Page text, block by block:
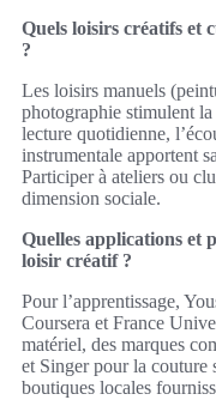
Quels loisirs créatifs et
?
Les loisirs manuels
photographie stimulent
lecture quotidienne,
instrumentale apportent
Participer à ateliers ou
dimension sociale.
Quelles applications et
loisir créatif ?
Pour l’apprentissage,
Coursera et France
matériel, des marques
et Singer pour la couture
boutiques locales